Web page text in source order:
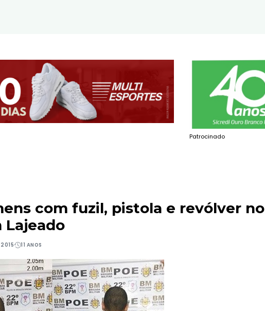
Patrocinado
com fuzil, pistola e revólver no
Lajeado
2015 11 ANOS